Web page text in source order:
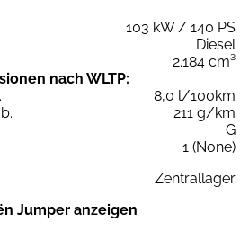
103 kW / 140 PS
Diesel
2.184 cm³
nach WLTP:
8,0 l/100km
211 g/km
G
1 (None)
Zentrallager
Jumper anzeigen